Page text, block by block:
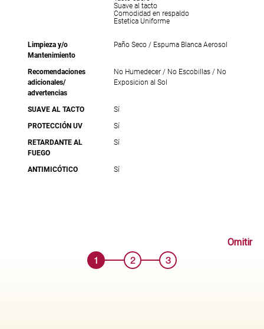
Suave al tacto
Comodidad en respaldo
Estetica Uniforme
Limpieza y/o
Mantenimiento
Paño Seco / Espuma Blanca Aerosol
Recomendaciones
adicionales/
advertencias
No Humedecer / No Escobillas / No
Exposicion al Sol
SUAVE AL TACTO
Sí
PROTECCIÓN UV
Sí
RETARDANTE AL
FUEGO
Sí
ANTIMICÓTICO Sí